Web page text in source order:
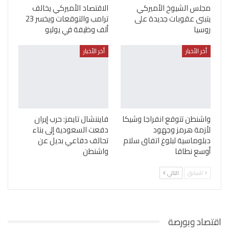
مجلس الشيوخ الأميركي
يتبنى عقوبات جديدة على
روسيا
الاقتصاد الأميركي يخالف
ترامب والتوقعات ويخسر 23
ألف وظيفة في يوليو
أخر الأخبار
واشنطن تتوقع انفراجا وشيكا
لأزمة هرمز وجهود
دبلوماسية لبلوغ اتفاق سلام
أوسع نطاقا
أخر الأخبار
فايننشال تايمز: حرب إيران
دفعت السعودية إلى بناء
تحالف دفاعي بديل عن
واشنطن
السابق التالي
اقتصاد وبورصة